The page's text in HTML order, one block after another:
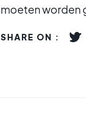
moeten worden
SHARE ON :